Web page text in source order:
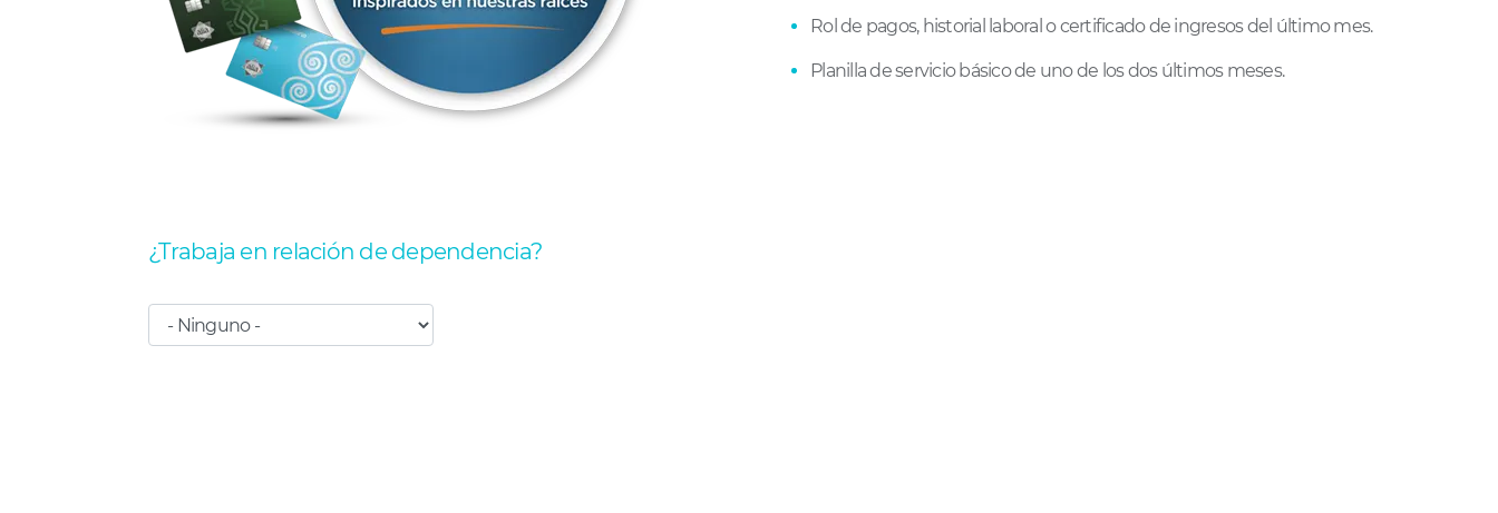
Rol de pagos, historial laboral o certificado de ingresos del último mes.
Planilla de servicio básico de uno de los dos últimos meses.
¿Trabaja en relación de dependencia?